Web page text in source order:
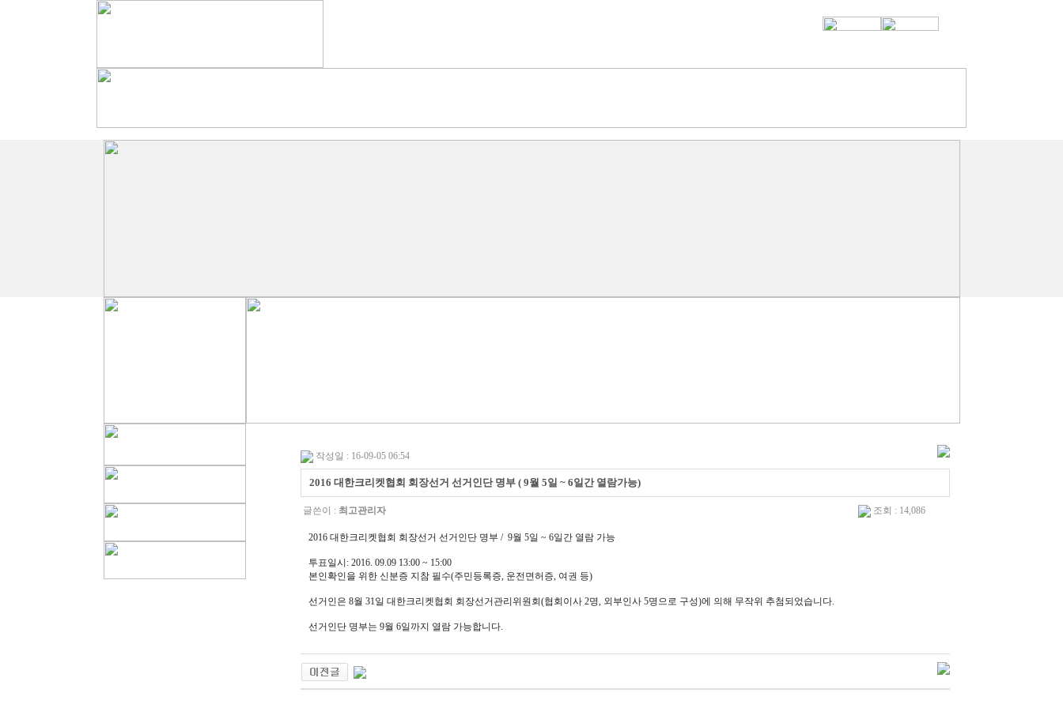
작성일 : 16-09-05 06:54
2016 대한크리켓협회 회장선거 선거인단 명부 ( 9월 5일 ~ 6일간 열람가능)
글쓴이 : 최고관리자 조회 : 14,086
2016 대한크리켓협회 회장선거 선거인단 명부 / 9월 5일 ~ 6일간 열람 가능
투표일시: 2016. 09.09 13:00 ~ 15:00
본인확인을 위한 신분증 지참 필수(주민등록증, 운전면허증, 여권 등)
선거인은 8월 31일 대한크리켓협회 회장선거관리위원회(협회이사 2명, 외부인사 5명으로 구성)에 의해 무작위 추첨되었습니다.
선거인단 명부는 9월 6일까지 열람 가능합니다.